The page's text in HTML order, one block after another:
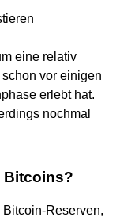
eine relativ
vor einigen
erlebt hat.
nochmal
Bitcoins?
Reserven,